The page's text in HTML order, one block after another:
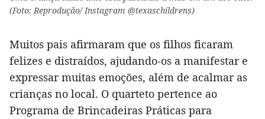
(Foto: Reprodução/ Instagram @texaschildrens)
Muitos pais afirmaram que os filhos ficaram
felizes e distraídos, ajudando-os a manifestar e
expressar muitas emoções, além de acalmar as
crianças no local. O quarteto pertence ao
Programa de Brincadeiras Práticas para